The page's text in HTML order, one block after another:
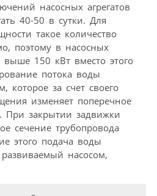
насосных агрегатов
40-50 в сутки. Для
такое количество
поэтому в насосных
150 кВт вместо этого
потока воды
которое за счет своего
изменяет поперечное
При закрытии задвижки
сечение трубопровода
этого подача воды
насосом,